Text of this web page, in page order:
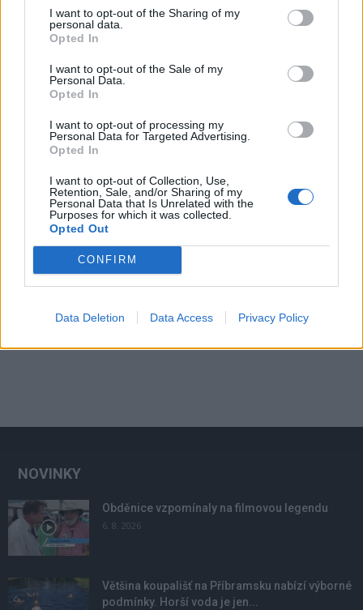
I want to opt-out of the Sharing of my
personal data.
Opted In
I want to opt-out of the Sale of my
Personal Data.
Opted In
I want to opt-out of processing my
Personal Data for Targeted Advertising.
Opted In
I want to opt-out of Collection, Use,
Retention, Sale, and/or Sharing of my
Personal Data that Is Unrelated with the
Purposes for which it was collected.
Opted Out
CONFIRM
Data Deletion Data Access Privacy Policy
Rožmitálský zámek představí obrazy
Ivana Bukovského. Vernisáž doplní
Rožmitálsko
Rožmitál opravuje chodníky i silnice, nové
NOVINKY
Obděnice vzpomínaly na filmovou legendu
6. 8. 2026
Většina koupališť na Příbramsku nabízí výborné
podmínky. Horší voda je jen...